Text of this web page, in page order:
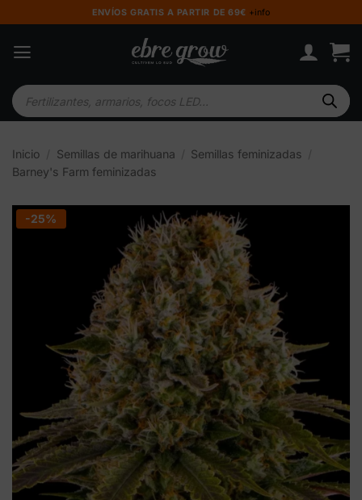
al
contenido
ENVÍOS GRATIS A PARTIR DE 69€ +info
Búsqueda
de
productos
Inicio Semillas de marihuana Semillas feminizadas
Barney's Farm feminizadas
-25%